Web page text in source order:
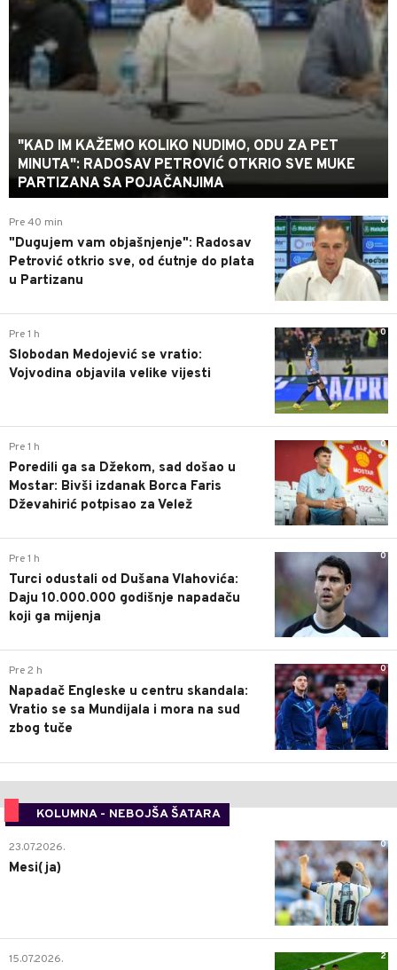
"KAD IM KAŽEMO KOLIKO NUDIMO, ODU ZA PET
MINUTA": RADOSAV PETROVIĆ OTKRIO SVE MUKE
PARTIZANA SA POJAČANJIMA
0
Pre 40 min
"Dugujem vam objašnjenje": Radosav
Petrović otkrio sve, od ćutnje do plata
u Partizanu
0
Pre 1 h
Slobodan Medojević se vratio:
Vojvodina objavila velike vijesti
0
Pre 1 h
Poredili ga sa Džekom, sad došao u
Mostar: Bivši izdanak Borca Faris
Dževahirić potpisao za Velež
0
Pre 1 h
Turci odustali od Dušana Vlahovića:
Daju 10.000.000 godišnje napadaču
koji ga mijenja
0
Pre 2 h
Napadač Engleske u centru skandala:
Vratio se sa Mundijala i mora na sud
zbog tuče
KOLUMNA - NEBOJŠA ŠATARA
0
23.07.2026.
Mesi(ja)
2
15.07.2026.